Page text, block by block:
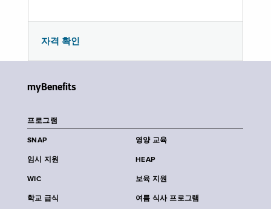
자격 확인
myBenefits
프로그램
SNAP 영양 교육
임시 지원 HEAP
WIC 보육 지원
학교 급식 여름 식사 프로그램